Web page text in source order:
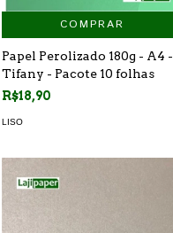
COMPRAR
Papel Perolizado 180g - A4 -
Tifany - Pacote 10 folhas
R$18,90
LISO